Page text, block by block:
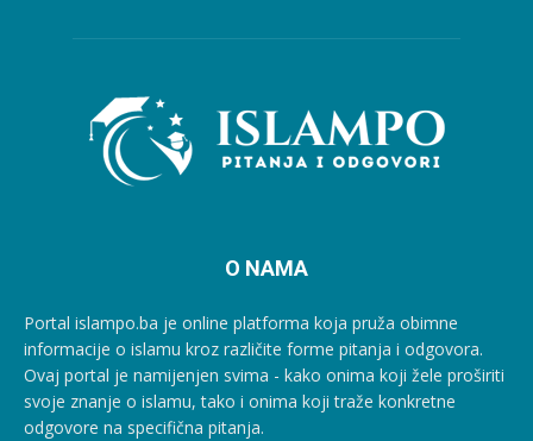
O NAMA
Portal islampo.ba je online platforma koja pruža obimne
informacije o islamu kroz različite forme pitanja i odgovora.
Ovaj portal je namijenjen svima - kako onima koji žele proširiti
svoje znanje o islamu, tako i onima koji traže konkretne
odgovore na specifična pitanja.